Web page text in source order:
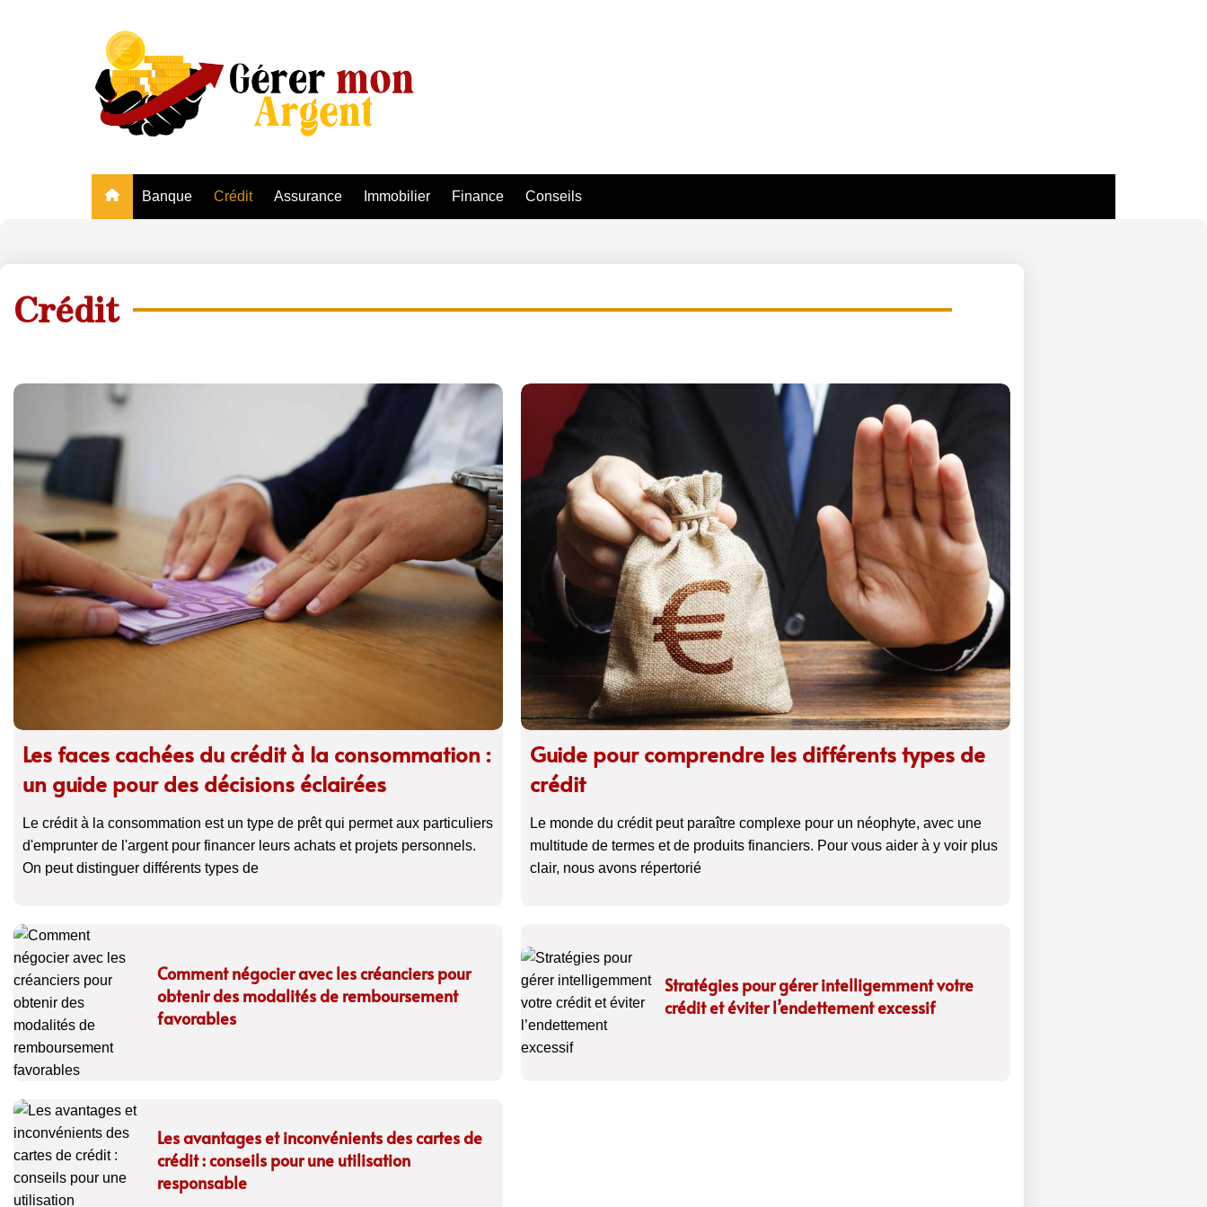
Banque Crédit Assurance Immobilier Finance Conseils
Crédit
Les faces cachées du crédit à la consommation :
un guide pour des décisions éclairées
Le crédit à la consommation est un type de prêt qui permet aux particuliers
d'emprunter de l'argent pour financer leurs achats et projets personnels.
On peut distinguer différents types de
Guide pour comprendre les différents types de
crédit
Le monde du crédit peut paraître complexe pour un néophyte, avec une
multitude de termes et de produits financiers. Pour vous aider à y voir plus
clair, nous avons répertorié
Comment négocier avec les créanciers pour
obtenir des modalités de remboursement
favorables
Stratégies pour gérer intelligemment votre
crédit et éviter l’endettement excessif
Les avantages et inconvénients des cartes de
crédit : conseils pour une utilisation
responsable